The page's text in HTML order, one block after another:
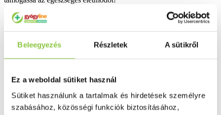
Beleegyezés Részletek A sütikről
Ez a weboldal sütiket használ
Sütiket használunk a tartalmak és hirdetések személyre
szabásához, közösségi funkciók biztosításához,
Ajánlott adagolás: napi 1 tabletta bőséges folyadékkal lenyelve.
Bővebben ...
Minőségellenőrzött termékek
Valós gyógyszertári háttér